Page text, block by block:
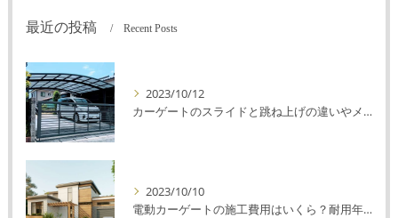
最近の投稿 Recent Posts
2023/10/12
カーゲートのスライドと跳ね上げの違いやメリットデメリットを解説！
2023/10/10
電動カーゲートの施工費用はいくら？耐用年数や注意点を解説！